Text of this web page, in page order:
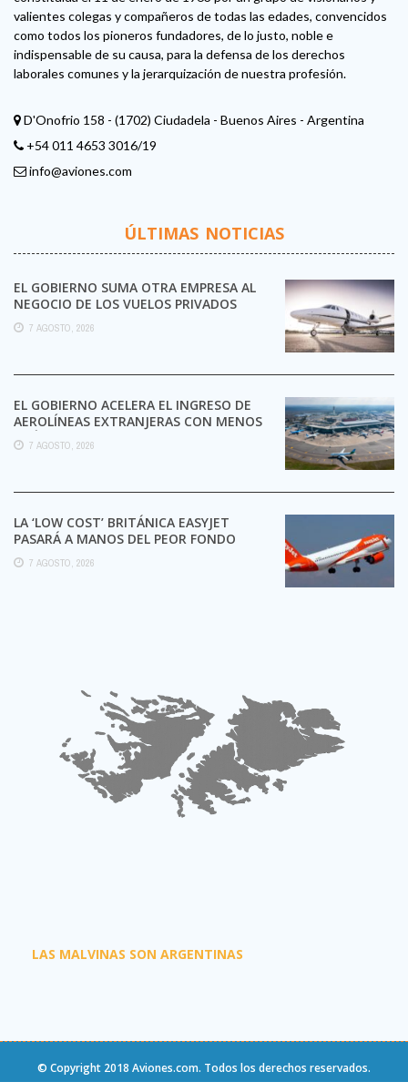
valientes colegas y compañeros de todas las edades, convencidos
como todos los pioneros fundadores, de lo justo, noble e
indispensable de su causa, para la defensa de los derechos
laborales comunes y la jerarquización de nuestra profesión.
D'Onofrio 158 - (1702) Ciudadela - Buenos Aires - Argentina
+54 011 4653 3016/19
info@aviones.com
ÚLTIMAS NOTICIAS
EL GOBIERNO SUMA OTRA EMPRESA AL
NEGOCIO DE LOS VUELOS PRIVADOS
7 AGOSTO, 2026
EL GOBIERNO ACELERA EL INGRESO DE
AEROLÍNEAS EXTRANJERAS CON MENOS
TRÁMITES
7 AGOSTO, 2026
LA ‘LOW COST’ BRITÁNICA EASYJET
PASARÁ A MANOS DEL PEOR FONDO
POSIBLE:
7 AGOSTO, 2026
LAS MALVINAS SON ARGENTINAS
© Copyright 2018 Aviones.com. Todos los derechos reservados.